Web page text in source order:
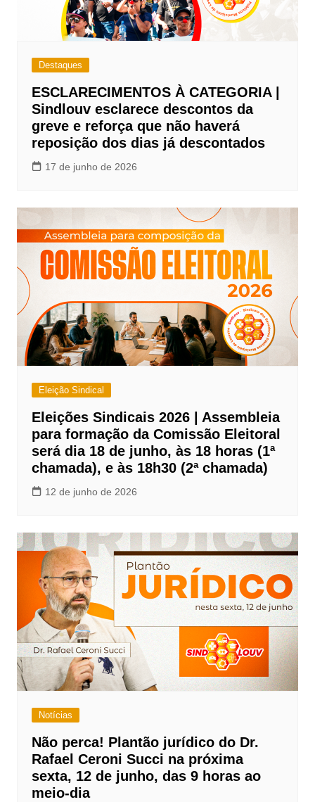
Destaques
ESCLARECIMENTOS À CATEGORIA |
Sindlouv esclarece descontos da
greve e reforça que não haverá
reposição dos dias já descontados
17 de junho de 2026
Eleição Sindical
Eleições Sindicais 2026 | Assembleia
para formação da Comissão Eleitoral
será dia 18 de junho, às 18 horas (1ª
chamada), e às 18h30 (2ª chamada)
12 de junho de 2026
Notícias
Não perca! Plantão jurídico do Dr.
Rafael Ceroni Succi na próxima
sexta, 12 de junho, das 9 horas ao
meio-dia